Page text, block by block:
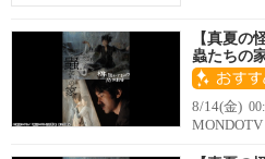
【真夏の
蟲たちの
8/14(金)
MONDOTV